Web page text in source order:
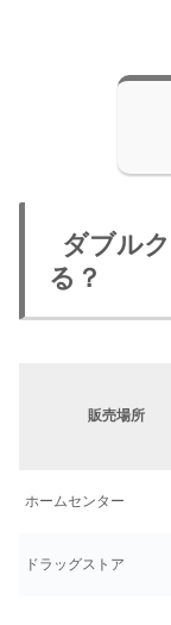
ダブル
る？
販売場所
ホームセンター
ドラッグストア